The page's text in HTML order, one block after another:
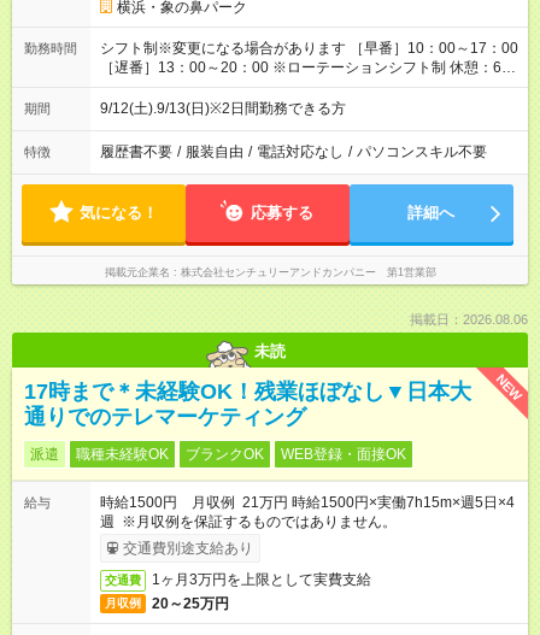
横浜・象の鼻パーク
勤務時間
シフト制※変更になる場合があります ［早番］10：00～17：00
［遅番］13：00～20：00 ※ローテーションシフト制 休憩：60
分 / 実働：6時間
期間 9/12(土).9/13(日)※2日間勤務できる方
特徴 履歴書不要 / 服装自由 / 電話対応なし / パソコンスキル不要
気になる！ 応募する 詳細へ
掲載元企業名 株式会社センチュリーアンドカンパニー 第1営業部
掲載日：2026.08.06
未読
NEW
17時まで＊未経験OK！残業ほぼなし▼日本大
通りでのテレマーケティング
派遣 職種未経験OK ブランクOK WEB登録・面接OK
給与
時給1500円 月収例 21万円 時給1500円×実働7h15m×週5日×4
週 ※月収例を保証するものではありません。
交通費別途支給あり
交通費 1ヶ月3万円を上限として実費支給
月収例 20～25万円